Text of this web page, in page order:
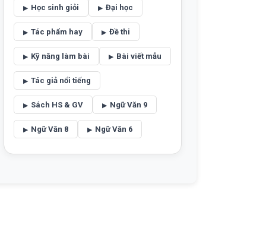
Học sinh giỏi Đại học
Tác phẩm hay Đề thi
Kỹ năng làm bài Bài viết mẫu
Tác giả nổi tiếng
Sách HS & GV Ngữ Văn 9
Ngữ Văn 8 Ngữ Văn 6